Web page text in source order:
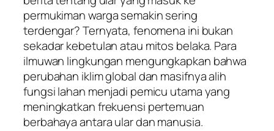
permukiman warga semakin sering
terdengar? Ternyata, fenomena ini bukan
sekadar kebetulan atau mitos belaka. Para
ilmuwan lingkungan mengungkapkan bahwa
perubahan iklim global dan masifnya alih
fungsi lahan menjadi pemicu utama yang
meningkatkan frekuensi pertemuan
berbahaya antara ular dan manusia.